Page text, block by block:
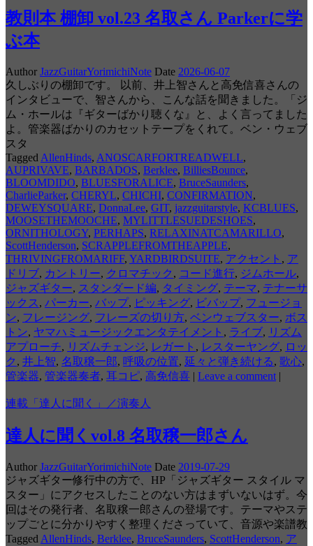
教則本 棚卸 vol.23 名取さん Parkerに学
ぶ本
Author JazzGuitarYorimichiNote Date 2026-06-07
久しぶりの棚卸です。 以前、井上智さんと高免信喜さんの
インタビューで、智さんから、こんな話を聞きました。「ジ
ム・ホールは『ギターばかり聴くな』と、よく言ってました
よ。管楽器ばかりのカセットテープをくれて。ベン・ウェブ
スタ
Tagged AllenHinds, ANOSCARFORTREADWELL,
AUPRIVAVE, BARBADOS, Berklee, BilliesBounce,
BLOOMDIDO, BLUESFORALICE, BruceSaunders,
CharlieParker, CHERYL, CHICHI, CONFIRMATION,
DEWEYSQUARE, DonnaLee, GIT, jazzguitarstyle, KCBLUES,
MOOSETHEMOOCHE, MYLITTLESUEDESHOES,
ORNITHOLOGY, PERHAPS, RELAXINATCAMARILLO,
ScottHenderson, SCRAPPLEFROMTHEAPPLE,
THRIVINGFROMARIFF, YARDBIRDSUITE, アクセント , ア
ドリブ, カントリー, クロマチック , コード進行, ジムホール,
ジャズギター, スタンダード編, タイミング, テーマ, テナーサ
ックス , パーカー, バップ, ピッキング, ビバップ, フュージョ
ン, フレージング, フレーズの切り方, ベンウェブスター, ボス
トン, ヤマハミュージックエンタテイメント , ライブ, リズム
アプローチ, リズムチェンジ, レガート , レスターヤング, ロッ
ク , 井上智, 名取穣一郎, 呼吸の位置, 延々と弾き続ける, 歌心,
管楽器, 管楽器奏者, 耳コピ, 高免信喜 | Leave a comment |
連載「達人に聞く」／演奏人
達人に聞くvol.8 名取穣一郎さん
Author JazzGuitarYorimichiNote Date 2019-07-29
ジャズギター修行中の方で、HP「ジャズギター スタイル マ
スター」にアクセスしたことのない方はまずいないはず。今
回はその発行者、名取穣一郎さんの登場です。テーマやステ
ップごとに分かりやすく整理くださっていて、音源や楽譜教
Tagged AllenHinds, Berklee, BruceSaunders, ScottHenderson, ア